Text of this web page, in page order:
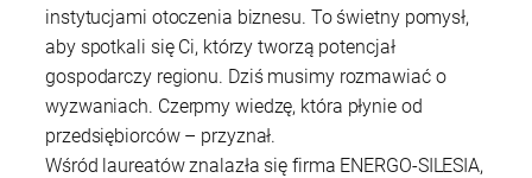
instytucjami otoczenia biznesu. To świetny pomysł,
aby spotkali się Ci, którzy tworzą potencjał
gospodarczy regionu. Dziś musimy rozmawiać o
wyzwaniach. Czerpmy wiedzę, która płynie od
przedsiębiorców – przyznał.
Wśród laureatów znalazła się firma ENERGO-SILESIA,